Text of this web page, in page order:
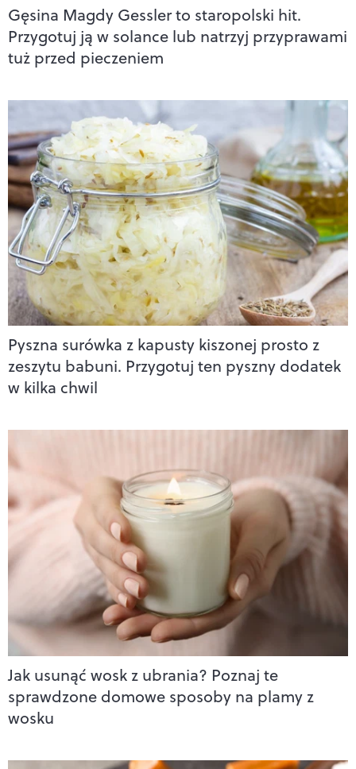
Gęsina Magdy Gessler to staropolski hit.
Przygotuj ją w solance lub natrzyj przyprawami
tuż przed pieczeniem
Pyszna surówka z kapusty kiszonej prosto z
zeszytu babuni. Przygotuj ten pyszny dodatek
w kilka chwil
Jak usunąć wosk z ubrania? Poznaj te
sprawdzone domowe sposoby na plamy z
wosku